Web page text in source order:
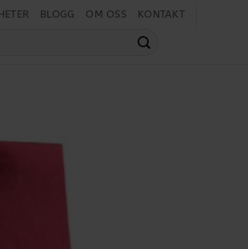
BLOGG OM OSS KONTAKT